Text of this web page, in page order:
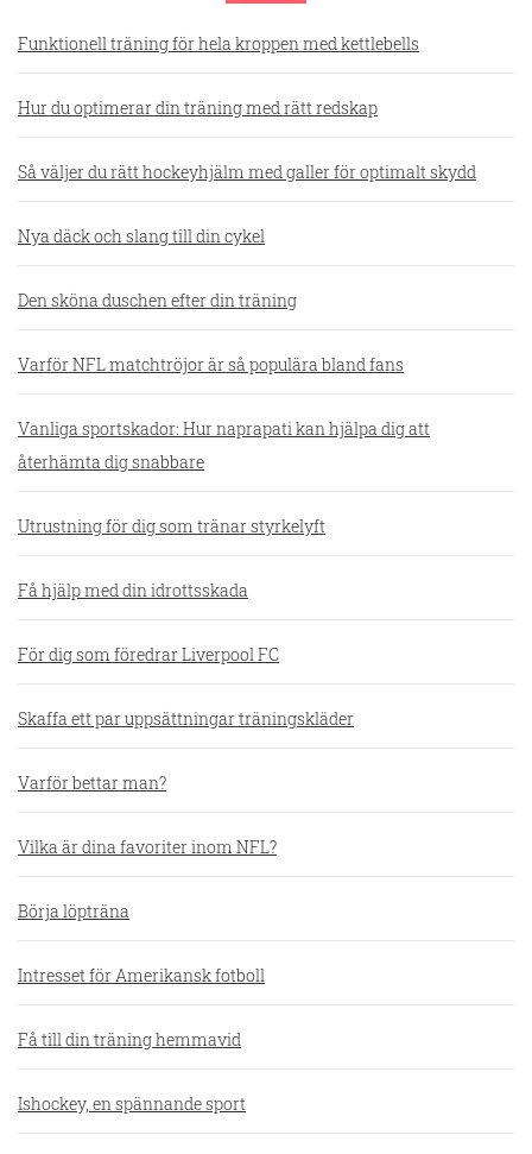
Funktionell träning för hela kroppen med kettlebells
Hur du optimerar din träning med rätt redskap
Så väljer du rätt hockeyhjälm med galler för optimalt skydd
Nya däck och slang till din cykel
Den sköna duschen efter din träning
Varför NFL matchtröjor är så populära bland fans
Vanliga sportskador: Hur naprapati kan hjälpa dig att
återhämta dig snabbare
Utrustning för dig som tränar styrkelyft
Få hjälp med din idrottsskada
För dig som föredrar Liverpool FC
Skaffa ett par uppsättningar träningskläder
Varför bettar man?
Vilka är dina favoriter inom NFL?
Börja löpträna
Intresset för Amerikansk fotboll
Få till din träning hemmavid
Ishockey, en spännande sport